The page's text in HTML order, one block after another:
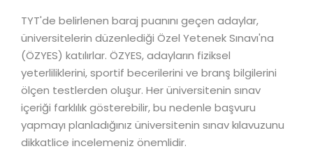
TYT'de belirlenen baraj puanını geçen adaylar,
üniversitelerin düzenlediği Özel Yetenek Sınavı'na
(ÖZYES) katılırlar. ÖZYES, adayların fiziksel
yeterliliklerini, sportif becerilerini ve branş bilgilerini
ölçen testlerden oluşur. Her üniversitenin sınav
içeriği farklılık gösterebilir, bu nedenle başvuru
yapmayı planladığınız üniversitenin sınav kılavuzunu
dikkatlice incelemeniz önemlidir.